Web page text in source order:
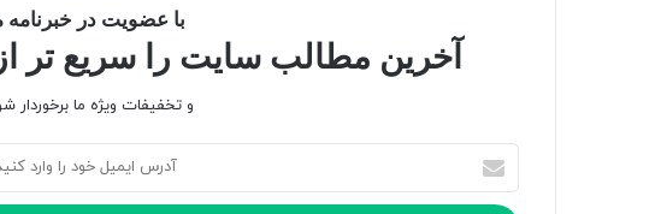
با عضویت در خبرنامه
آخرین مطالب سایت را سریع تر
و تخفیفات ویژه ما برخوردار